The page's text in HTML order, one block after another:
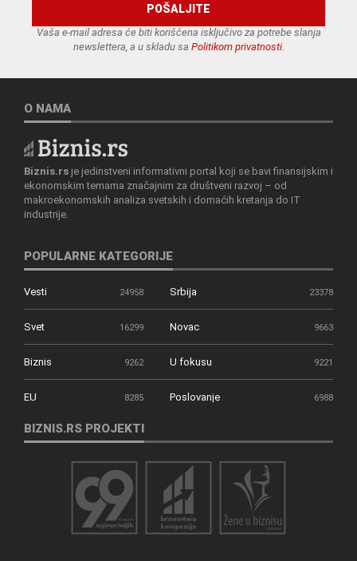
Vaša e-mail adresa će biti korišćena isključivo za potrebe slanja
newslettera, a u skladu sa Politikom privatnosti.
O NAMA
Biznis.rs je jedinstveni informativni portal koji se bavi finansijskim i
ekonomskim temama značajnim za društveni razvoj – od
makroekonomskih analiza svetskih i domaćih kretanja do IT
industrije.
POPULARNE KATEGORIJE
Vesti 24958 Srbija 23378
Svet 16299 Novac 9663
Biznis 9262 U fokusu 9221
EU 8285 Poslovanje 6988
BIZNIS.RS PROJEKTI